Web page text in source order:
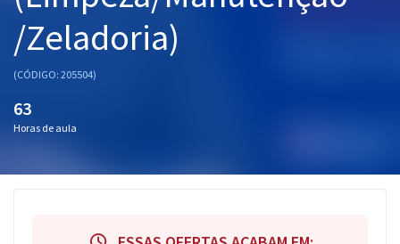
Aprovados
Atendimento
/Zeladoria)
(CÓDIGO: 205504)
63
Horas de aula